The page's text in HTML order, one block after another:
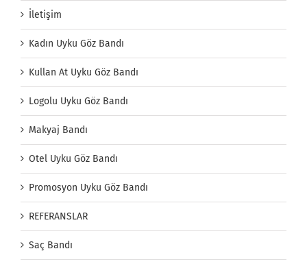
İletişim
Kadın Uyku Göz Bandı
Kullan At Uyku Göz Bandı
Logolu Uyku Göz Bandı
Makyaj Bandı
Otel Uyku Göz Bandı
Promosyon Uyku Göz Bandı
REFERANSLAR
Saç Bandı